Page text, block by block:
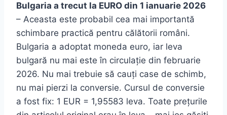
Bulgaria a trecut la EURO din 1 ianuarie 2026
– Aceasta este probabil cea mai importantă
schimbare practică pentru călătorii români.
Bulgaria a adoptat moneda euro, iar leva
bulgară nu mai este în circulație din februarie
2026. Nu mai trebuie să cauți case de schimb,
nu mai pierzi la conversie. Cursul de conversie
a fost fix: 1 EUR = 1,95583 leva. Toate prețurile